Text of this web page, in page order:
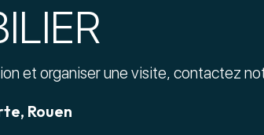
et organiser une visite, contactez
Rouen